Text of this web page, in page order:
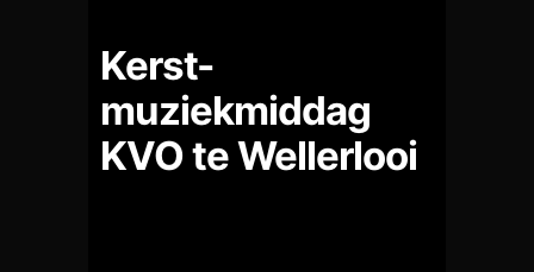
Kerst-
muziekmiddag
KVO te Wellerlooi